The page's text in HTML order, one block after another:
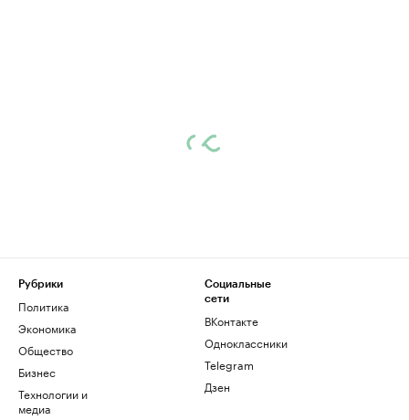
Рубрики
Политика
Экономика
Общество
Бизнес
Технологии и
медиа
Социальные
сети
ВКонтакте
Одноклассники
Telegram
Дзен